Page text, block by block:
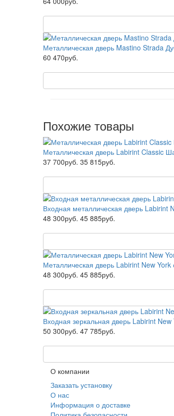
Металлическая дверь Mastino Strada
60 470руб.
Похожие товары
Металлическая дверь Labirint Classic
37 700руб. 35 815руб.
Входная металлическая дверь Labirint
48 300руб. 45 885руб.
Металлическая дверь Labirint New
48 300руб. 45 885руб.
Входная зеркальная дверь Labirint
50 300руб. 47 785руб.
О компании
Заказать установку
О нас
Информация о доставке